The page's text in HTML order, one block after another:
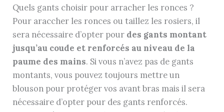
Quels gants choisir pour arracher les ronces ?
Pour araccher les ronces ou taillez les rosiers, il
sera nécessaire d’opter pour des gants montant
jusqu’au coude et renforcés au niveau de la
paume des mains. Si vous n’avez pas de gants
montants, vous pouvez toujours mettre un
blouson pour protéger vos avant bras mais il sera
nécessaire d’opter pour des gants renforcés.